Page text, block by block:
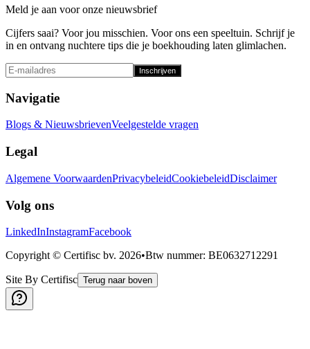
Meld je aan voor onze nieuwsbrief
Cijfers saai? Voor jou misschien. Voor ons een speeltuin. Schrijf je
in en ontvang nuchtere tips die je boekhouding laten glimlachen.
Inschrijven
Navigatie
Blogs & NieuwsbrievenVeelgestelde vragen
Legal
Algemene VoorwaardenPrivacybeleidCookiebeleidDisclaimer
Volg ons
LinkedInInstagramFacebook
Copyright © Certifisc bv. 2026•Btw nummer: BE0632712291
Site By Certifisc Terug naar boven